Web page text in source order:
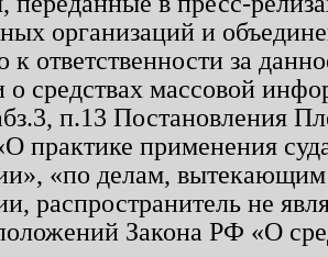
организаций и
к ответственности за
о средствах массовой
п.13 Постановления
практике применения
«по делам, вытекающим
распространитель не
Закона РФ «О